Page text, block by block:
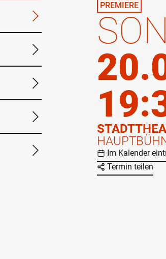
PREMIERE
Im Kalender
Termin teilen